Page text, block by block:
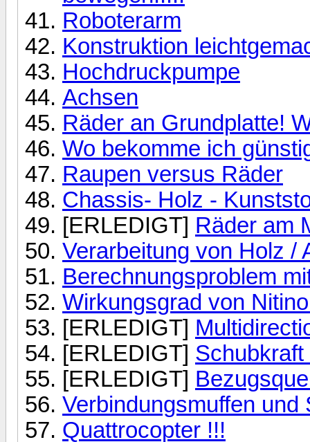
Roboterarm
Konstruktion
Hochdruckpumpe
Achsen
Räder an Grundplatte!
Wo bekomme ich
Raupen versus Räder
Chassis- Holz -
[ERLEDIGT] Räder am
Verarbeitung von Holz /
Berechnungsproblem
Wirkungsgrad von
[ERLEDIGT]
[ERLEDIGT]
[ERLEDIGT]
Verbindungsmuffen und
Quattrocopter !!!